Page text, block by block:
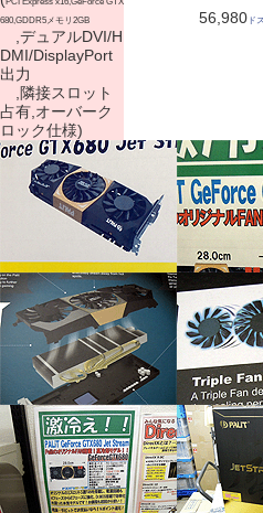
680,GDDR5メモリ2GB
,デュアルDVI/H
DMI/DisplayPort
出力
,隣接スロット
占有,オーバーク
ロック仕様)
56,980 ド